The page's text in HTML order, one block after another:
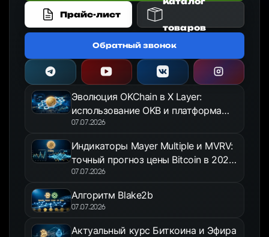
Прайс-лист
товаров
Обратный звонок
Эволюция OKChain в X Layer:
использование OKB и платформа
OKX Jumpstart в 2026 году
07.07.2026
Индикаторы Mayer Multiple и MVRV:
точный прогноз цены Bitcoin в 2026
году
07.07.2026
Алгоритм Blake2b
07.07.2026
Актуальный курс Биткоина и Эфира